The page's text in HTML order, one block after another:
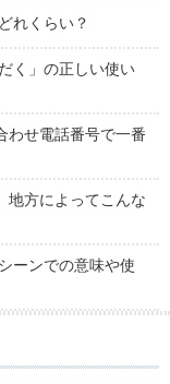
れくらい？
く」の正しい使い
わせ電話番号で一番
地方によってこんな
ーンでの意味や使